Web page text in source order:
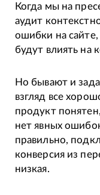
Когда мы на
аудит
ошибки на
будут влиять на
Но бывают и
взгляд все
продукт
нет явных
правильно,
конверсия из
низкая.